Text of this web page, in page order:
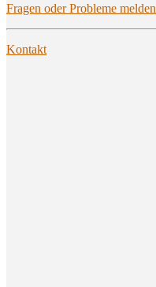
Fra­gen oder Pro­ble­me melden
Kon­takt